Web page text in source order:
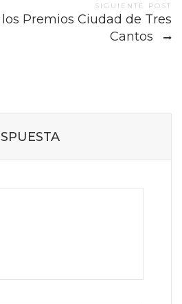
SIGUIENTE POST
Premios Ciudad de Tres
Cantos